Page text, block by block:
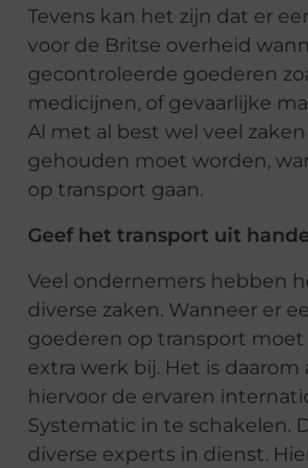
Tevens kan het zijn dat er
voor de Britse overheid
gecontroleerde goederen
medicijnen, of gevaarlijke
Al met al best wel veel
gehouden moet worden,
op transport gaan.
Geef het transport uit
Veel ondernemers hebben
diverse zaken. Wanneer er
goederen op transport
extra werk bij. Het is daarom
hiervoor de ervaren
Systematic in te schakelen.
diverse experts in dienst.